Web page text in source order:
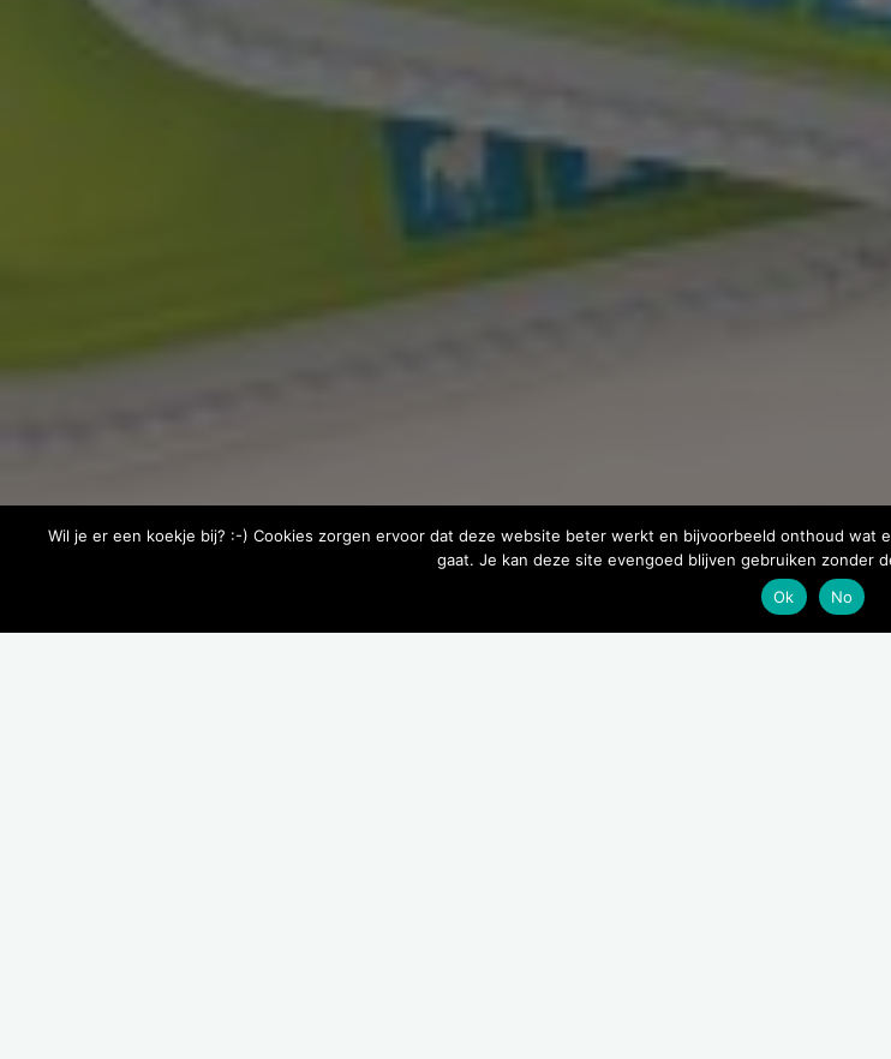
Wil je er een koekje bij? :-) Cookies zorgen ervoor dat deze website beter werkt en bijvoorbeeld onthoud wat
gaat. Je kan deze site evengoed blijven gebruiken zonder
Ok
No